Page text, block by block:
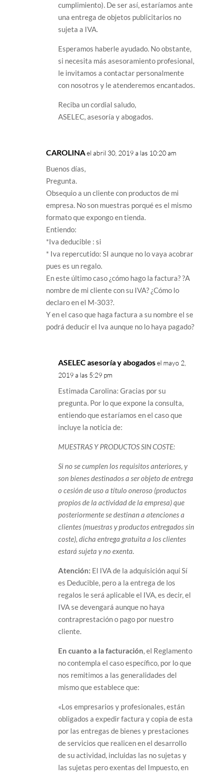
cumplimiento). De ser así, estaríamos ante
una entrega de objetos publicitarios no
sujeta a IVA.
Esperamos haberle ayudado. No obstante,
si necesita más asesoramiento profesional,
le invitamos a contactar personalmente
con nosotros y le atenderemos encantados.
Reciba un cordial saludo,
ASELEC, asesoría y abogados.
CAROLINAel abril 30, 2019 a las 10:20 am
Buenos días,
Pregunta.
Obsequio a un cliente con productos de mi
empresa. No son muestras porqué es el mismo
formato que expongo en tienda.
Entiendo:
*Iva deducible : si
* Iva repercutido: SI aunque no lo vaya acobrar
pues es un regalo.
En este último caso ¿cómo hago la factura? ?A
nombre de mi cliente con su IVA? ¿Cómo lo
declaro en el M-303?.
Y en el caso que haga factura a su nombre el se
podrá deducir el Iva aunque no lo haya pagado?
ASELEC asesoría y abogadosel mayo 2,
2019 a las 5:29 pm
Estimada Carolina: Gracias por su
pregunta. Por lo que expone la consulta,
entiendo que estaríamos en el caso que
incluye la noticia de:
MUESTRAS Y PRODUCTOS SIN COSTE:
Si no se cumplen los requisitos anteriores, y
son bienes destinados a ser objeto de entrega
o cesión de uso a título oneroso (productos
propios de la actividad de la empresa) que
posteriormente se destinan a atenciones a
clientes (muestras y productos entregados sin
coste), dicha entrega gratuita a los clientes
estará sujeta y no exenta.
Atención: El IVA de la adquisición aquí Sí
es Deducible, pero a la entrega de los
regalos le será aplicable el IVA, es decir, el
IVA se devengará aunque no haya
contraprestación o pago por nuestro
cliente.
En cuanto a la facturación, el Reglamento
no contempla el caso específico, por lo que
nos remitimos a las generalidades del
mismo que establece que:
«Los empresarios y profesionales, están
obligados a expedir factura y copia de esta
por las entregas de bienes y prestaciones
de servicios que realicen en el desarrollo
de su actividad, incluidas las no sujetas y
las sujetas pero exentas del Impuesto, en